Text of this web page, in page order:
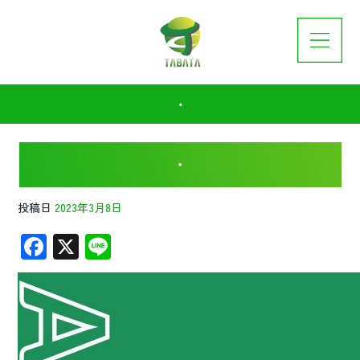
・
・
投稿日 2023年3月8日
F
ac
e
b
o
X
n